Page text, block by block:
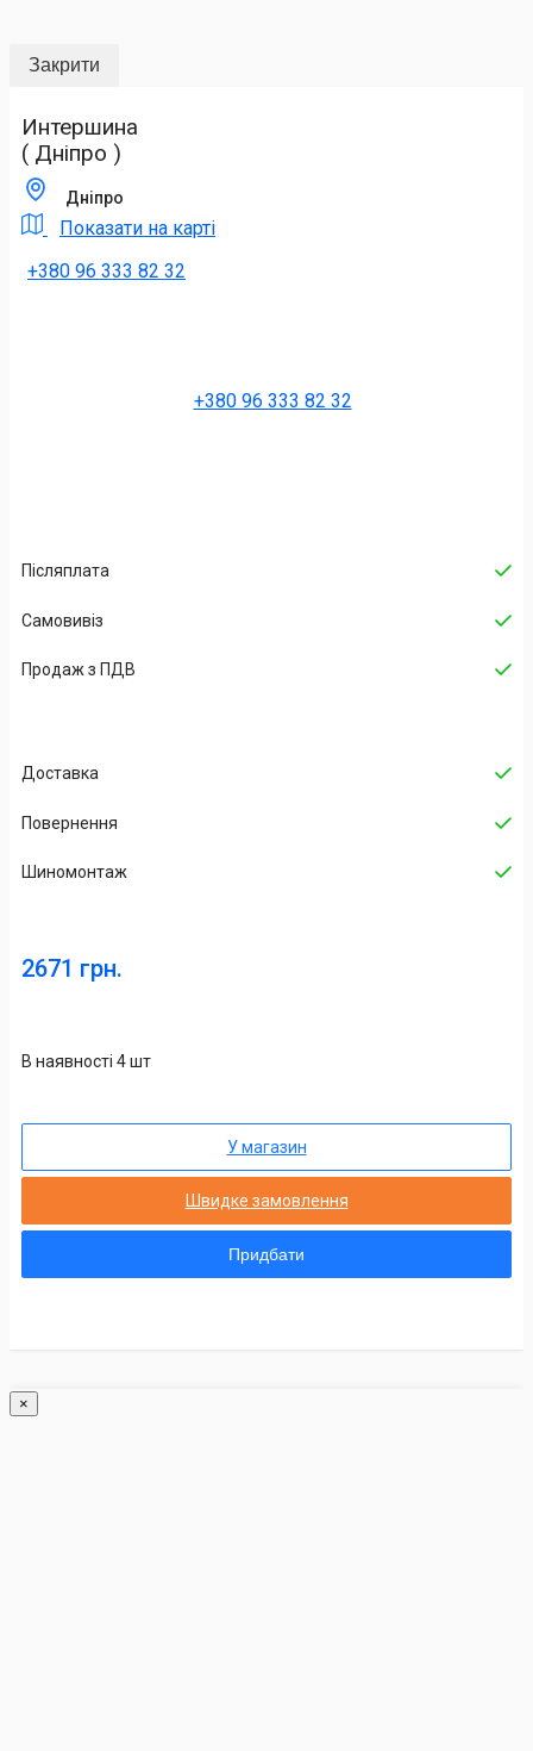
Закрити
Интершина
( Дніпро )
Дніпро
Показати на карті
+380 96 333 82 32
+380 96 333 82 32
Післяплата
Самовивіз
Продаж з ПДВ
Доставка
Повернення
Шиномонтаж
2671 грн.
В наявності 4 шт
У магазин
Швидке замовлення
Придбати
×